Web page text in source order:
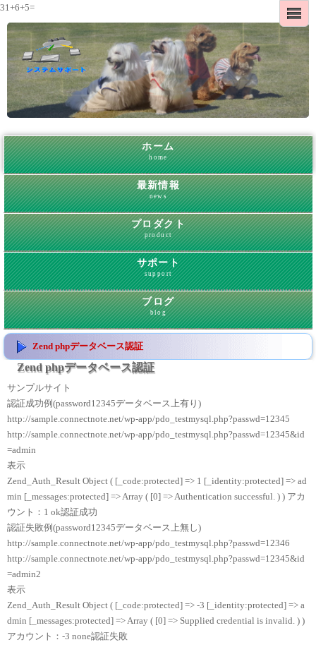
31+6+5=
ホーム
home
最新情報
news
プロダクト
product
サポート
support
ブログ
blog
Zend phpデータベース認証
Zend phpデータベース認証
サンプルサイト
認証成功例(password12345データベース上有り)
http://sample.connectnote.net/wp-app/pdo_testmysql.php?passwd=12345
http://sample.connectnote.net/wp-app/pdo_testmysql.php?passwd=12345&id
=admin
表示
Zend_Auth_Result Object ( [_code:protected] => 1 [_identity:protected] => ad
min [_messages:protected] => Array ( [0] => Authentication successful. ) ) アカ
ウント：1 ok認証成功
認証失敗例(password12345データベース上無し)
http://sample.connectnote.net/wp-app/pdo_testmysql.php?passwd=12346
http://sample.connectnote.net/wp-app/pdo_testmysql.php?passwd=12345&id
=admin2
表示
Zend_Auth_Result Object ( [_code:protected] => -3 [_identity:protected] => a
dmin [_messages:protected] => Array ( [0] => Supplied credential is invalid. ) )
アカウント：-3 none認証失敗